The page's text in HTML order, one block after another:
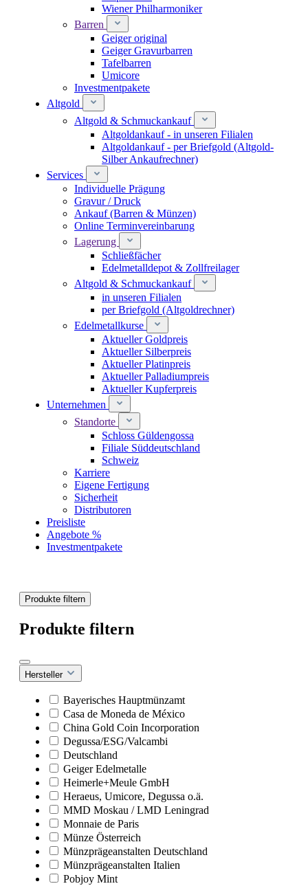
Wiener Philharmoniker
Barren
Geiger original
Geiger Gravurbarren
Tafelbarren
Umicore
Investmentpakete
Altgold
Altgold & Schmuckankauf
Altgoldankauf - in unseren Filialen
Altgoldankauf - per Briefgold (Altgold-
Silber Ankaufrechner)
Services
Individuelle Prägung
Gravur / Druck
Ankauf (Barren & Münzen)
Online Terminvereinbarung
Lagerung
Schließfächer
Edelmetalldepot & Zollfreilager
Altgold & Schmuckankauf
in unseren Filialen
per Briefgold (Altgoldrechner)
Edelmetallkurse
Aktueller Goldpreis
Aktueller Silberpreis
Aktueller Platinpreis
Aktueller Palladiumpreis
Aktueller Kupferpreis
Unternehmen
Standorte
Schloss Güldengossa
Filiale Süddeutschland
Schweiz
Karriere
Eigene Fertigung
Sicherheit
Distributoren
Preisliste
Angebote %
Investmentpakete
Produkte filtern
Produkte filtern
Hersteller
Bayerisches Hauptmünzamt
Casa de Moneda de México
China Gold Coin Incorporation
Degussa/ESG/Valcambi
Deutschland
Geiger Edelmetalle
Heimerle+Meule GmbH
Heraeus, Umicore, Degussa o.ä.
MMD Moskau / LMD Leningrad
Monnaie de Paris
Münze Österreich
Münzprägeanstalten Deutschland
Münzprägeanstalten Italien
Pobjoy Mint